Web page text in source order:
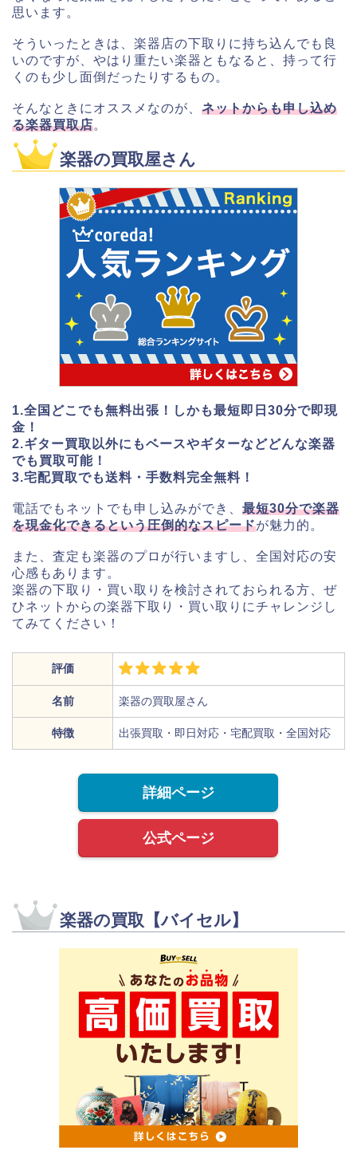
思います。
そういったときは、楽器店の下取りに持ち込んでも良
いのですが、やはり重たい楽器ともなると、持って行
くのも少し面倒だったりするもの。
そんなときにオススメなのが、 ネットからも申し込め
る楽器買取店。
楽器の買取屋さん
1.全国どこでも無料出張！しかも最短即日30分で即現
金！
2.ギター買取以外にもベースやギターなどどんな楽器
でも買取可能！
3.宅配買取でも送料・手数料完全無料！
電話でもネットでも申し込みができ、 最短30分で楽器
を現金化できるという圧倒的なスピードが魅力的。
また、査定も楽器のプロが行いますし、全国対応の安
心感もあります。
楽器の下取り・買い取りを検討されておられる方、ぜ
ひネットからの楽器下取り・買い取りにチャレンジし
てみてください！
評価
名前 楽器の買取屋さん
特徴 出張買取・即日対応・宅配買取・全国対応
詳細ページ
公式ページ
楽器の買取【バイセル】